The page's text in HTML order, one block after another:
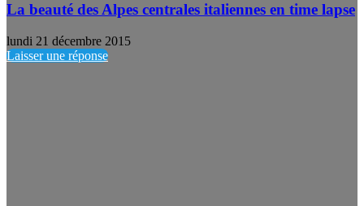
La beauté des Alpes centrales italiennes en time lapse
lundi 21 décembre 2015
Laisser une réponse